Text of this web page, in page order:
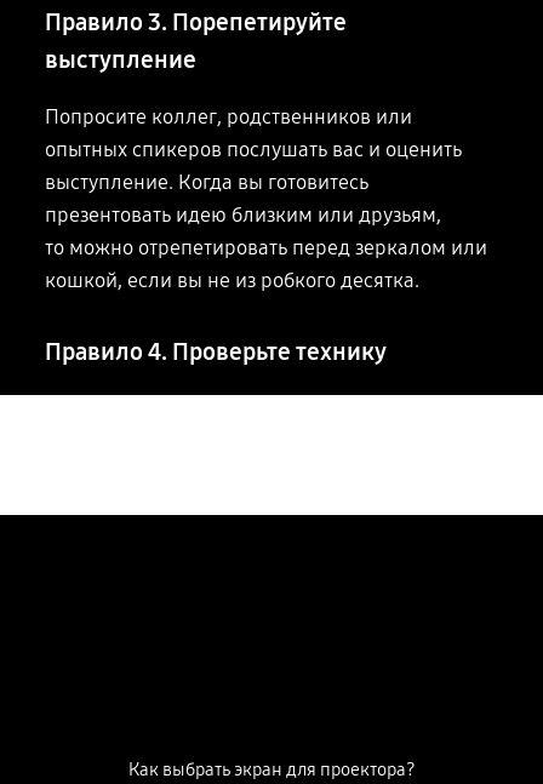
Правило 3. Порепетируйте
выступление
Попросите коллег, родственников или
опытных спикеров послушать вас и оценить
выступление. Когда вы готовитесь
презентовать идею близким или друзьям,
то можно отрепетировать перед зеркалом или
кошкой, если вы не из робкого десятка.
Правило 4. Проверьте технику
Как выбрать экран для проектора?